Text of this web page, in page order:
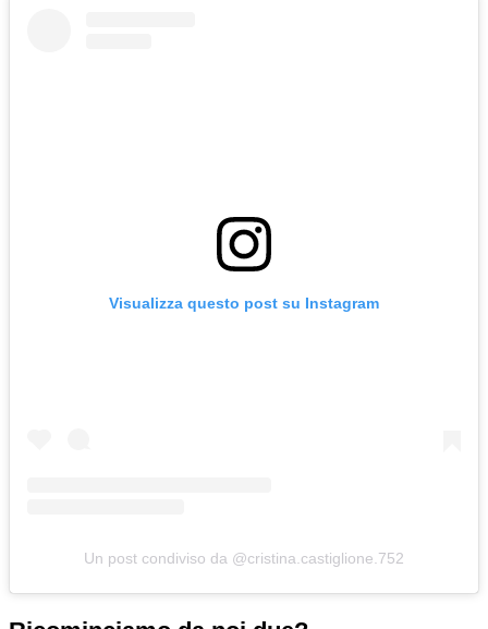
Visualizza questo post su Instagram
Un post condiviso da @cristina.castiglione.752